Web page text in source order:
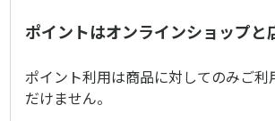
ポイントはオンラインショップと
ポイント利用は商品に対してのみご
だけません。